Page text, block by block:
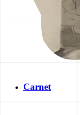
Carnet